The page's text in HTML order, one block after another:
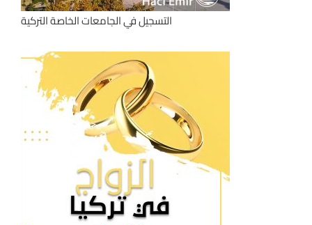
التسجيل في الجامعات الخاصة التركية